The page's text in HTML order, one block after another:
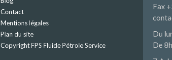
Contact
Mentions légales
Plan du site
Copyright FPS Fluide Pétrole Service
Fax
Du
De